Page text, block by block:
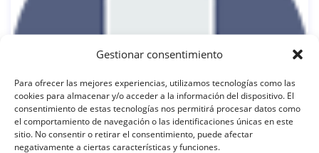
Gestionar consentimiento
Para ofrecer las mejores experiencias, utilizamos tecnologías como las
cookies para almacenar y/o acceder a la información del dispositivo. El
consentimiento de estas tecnologías nos permitirá procesar datos como
el comportamiento de navegación o las identificaciones únicas en este
sitio. No consentir o retirar el consentimiento, puede afectar
negativamente a ciertas características y funciones.